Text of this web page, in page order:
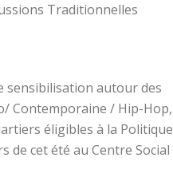
Traditionnelles
autour des
Contemporaine / Hip-Hop,
éligibles à la Politique
de cet été au Centre Social